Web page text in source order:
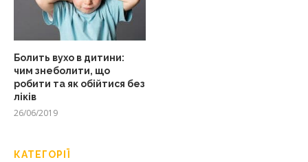
Болить вухо в дитини:
чим знеболити, що
робити та як обійтися без
ліків
26/06/2019
КАТЕГОРІЇ